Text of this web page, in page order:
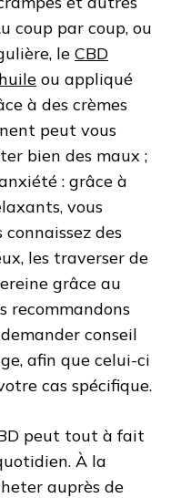
coup par coup, ou
le CBD
ou appliqué
à des crèmes
peut vous
bien des maux ;
: grâce à
vous
connaissez des
les traverser de
grâce au
recommandons
conseil
afin que celui-ci
cas spécifique.
peut tout à fait
À la
auprès de